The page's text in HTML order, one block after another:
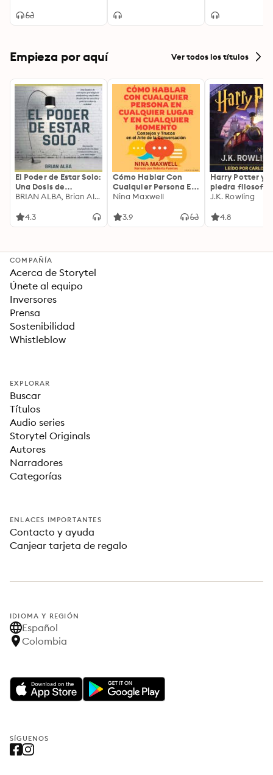
Empieza por aquí Ver todos los títulos
El Poder de Estar Solo:
Una Dosis de
Motivación
Ideas Revolucionarias
BRIAN ALBA, Brian Alba
4.3
Cómo Hablar Con
Cualquier Persona En
Cualquier Lugar Y En
Nina Maxwell
3.9
Harry Potter y
piedra filosofal
J.K. Rowling
4.8
COMPAÑÍA
Acerca de Storytel
Únete al equipo
Inversores
Prensa
Sostenibilidad
Whistleblow
EXPLORAR
Buscar
Títulos
Audio series
Storytel Originals
Autores
Narradores
Categorías
ENLACES IMPORTANTES
Contacto y ayuda
Canjear tarjeta de regalo
IDIOMA Y REGIÓN
Español
Colombia
SÍGUENOS